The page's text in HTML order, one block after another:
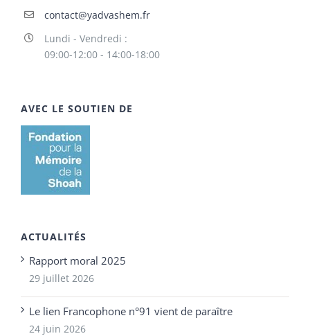
contact@yadvashem.fr
Lundi - Vendredi :
09:00-12:00 - 14:00-18:00
AVEC LE SOUTIEN DE
ACTUALITÉS
Rapport moral 2025
29 juillet 2026
Le lien Francophone n°91 vient de paraître
24 juin 2026